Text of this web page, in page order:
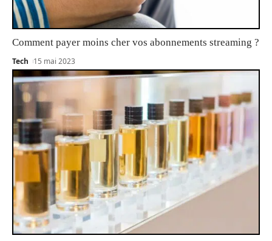
Comment payer moins cher vos abonnements streaming ?
Tech 15 mai 2023